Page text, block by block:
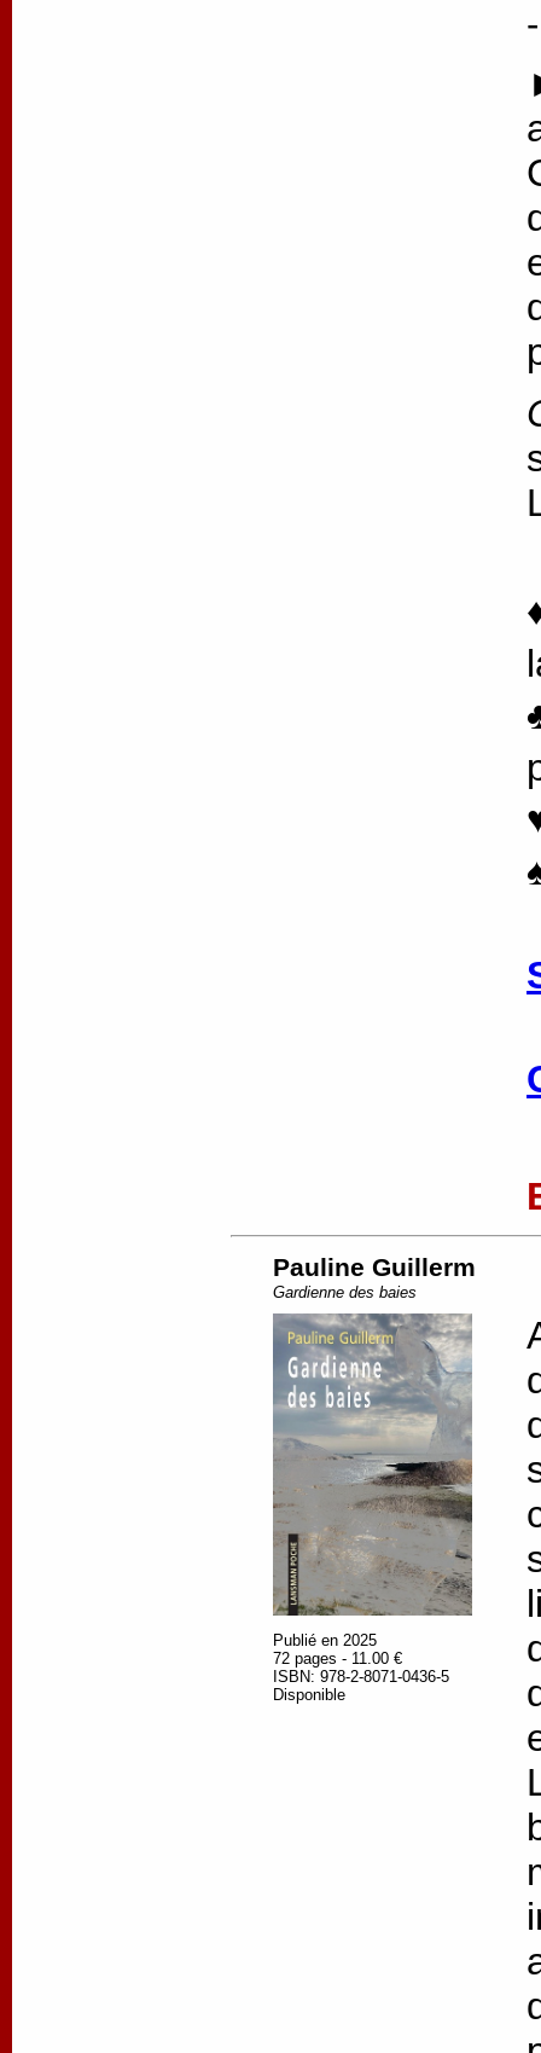
Pauline Guillerm
Gardienne des baies
Publié en 2025
72 pages - 11.00 €
ISBN: 978-2-8071-0436-5
Disponible